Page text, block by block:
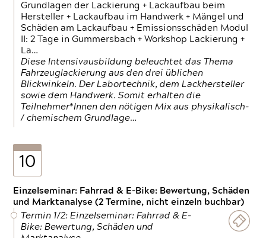
Grundlagen der Lackierung + Lackaufbau beim
Hersteller + Lackaufbau im Handwerk + Mängel und
Schäden am Lackaufbau + Emissionsschäden Modul
II: 2 Tage in Gummersbach + Workshop Lackierung +
La…
Diese Intensivausbildung beleuchtet das Thema
Fahrzeuglackierung aus den drei üblichen
Blickwinkeln. Der Labortechnik, dem Lackhersteller
sowie dem Handwerk. Somit erhalten die
Teilnehmer*Innen den nötigen Mix aus physikalisch-
/ chemischem Grundlage…
10
Einzelseminar: Fahrrad & E-Bike: Bewertung, Schäden
und Marktanalyse (2 Termine, nicht einzeln buchbar)
Termin 1/2: Einzelseminar: Fahrrad & E-
Bike: Bewertung, Schäden und